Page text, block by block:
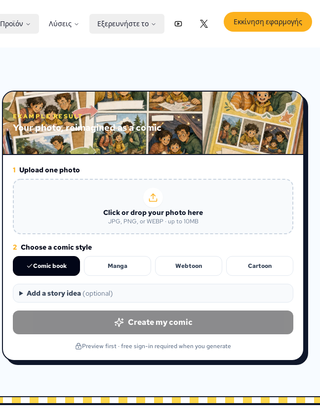
Προϊόν Λύσεις Εξερευνήστε το YouTubeX (Twitter)
Εκκίνηση εφαρμογής
EXAMPLE RESULT
Your photo, reimagined as a comic
1 Upload one photo
Click or drop your photo here
JPG, PNG, or WEBP · up to 10MB
2 Choose a comic style
Comic book Manga Webtoon Cartoon
Add a story idea (optional)
Create my comic
Preview first · free sign-in required when you generate